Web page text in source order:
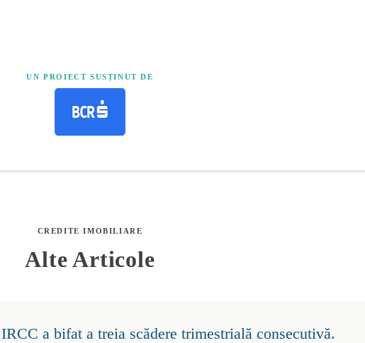
UN PROIECT SUSȚINUT DE
CREDITE IMOBILIARE
Alte Articole
IRCC a bifat a treia scădere trimestrială consecutivă.